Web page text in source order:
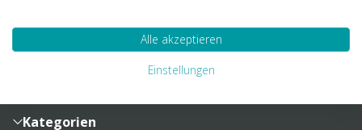
Sendungsverfolgung
Zahlung und Versand
Lieferinformationen
Kategorien
Alle akzeptieren
Einstellungen